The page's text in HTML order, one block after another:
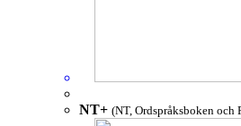
NT+ (NT, Ordspråksboken och